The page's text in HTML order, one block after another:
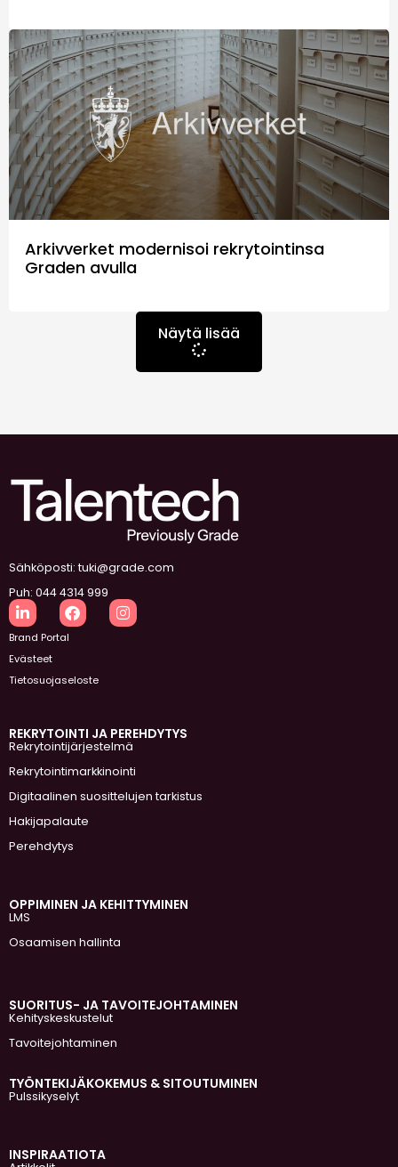
Arkivverket modernisoi rekrytointinsa
Graden avulla
Näytä lisää
Sähköposti: tuki@grade.com
Puh: 044 4314 999
Brand Portal
Evästeet
Tietosuojaseloste
REKRYTOINTI JA PEREHDYTYS
Rekrytointijärjestelmä
Rekrytointimarkkinointi
Digitaalinen suosittelujen tarkistus
Hakijapalaute
Perehdytys
OPPIMINEN JA KEHITTYMINEN
LMS
Osaamisen hallinta
SUORITUS- JA TAVOITEJOHTAMINEN
Kehityskeskustelut
Tavoitejohtaminen
TYÖNTEKIJÄKOKEMUS & SITOUTUMINEN
Pulssikyselyt
INSPIRAATIOTA